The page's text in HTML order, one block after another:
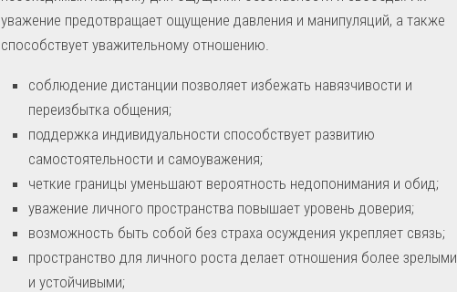
уважение предотвращает ощущение давления и манипуляций, а также
способствует уважительному отношению.
соблюдение дистанции позволяет избежать навязчивости и
переизбытка общения;
поддержка индивидуальности способствует развитию
самостоятельности и самоуважения;
четкие границы уменьшают вероятность недопонимания и обид;
уважение личного пространства повышает уровень доверия;
возможность быть собой без страха осуждения укрепляет связь;
пространство для личного роста делает отношения более зрелыми
и устойчивыми;